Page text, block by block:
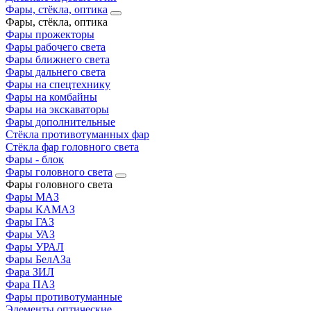
Фары, стёкла, оптика
Фары, стёкла, оптика
Фары прожекторы
Фары рабочего света
Фары ближнего света
Фары дальнего света
Фары на спецтехнику
Фары на комбайны
Фары на экскаваторы
Фары дополнительные
Стёкла противотуманных фар
Стёкла фар головного света
Фары - блок
Фары головного света
Фары головного света
Фары МАЗ
Фары КАМАЗ
Фары ГАЗ
Фары УАЗ
Фары УРАЛ
Фары БелАЗа
Фара ЗИЛ
Фара ПАЗ
Фары противотуманные